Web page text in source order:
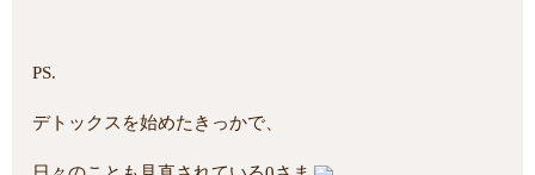
PS.
デトックスを始めたきっかで、